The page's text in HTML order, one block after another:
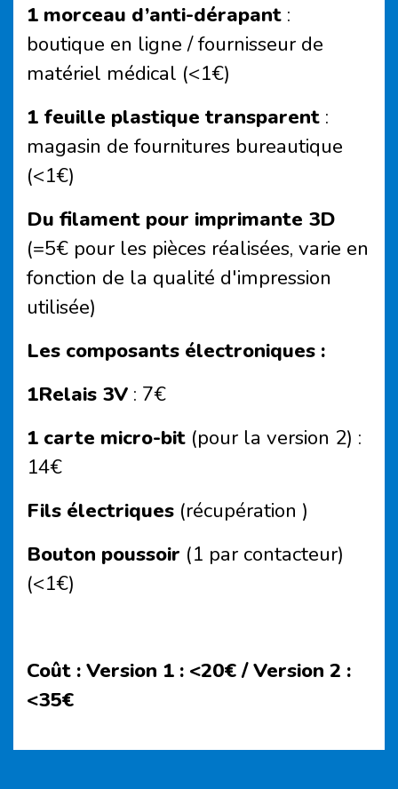
1 morceau d’anti-dérapant :
boutique en ligne / fournisseur de
matériel médical (<1€)
1 feuille plastique transparent :
magasin de fournitures bureautique
(<1€)
Du filament pour imprimante 3D
(=5€ pour les pièces réalisées, varie en
fonction de la qualité d'impression
utilisée)
Les composants électroniques :
1Relais 3V : 7€
1 carte micro-bit (pour la version 2) :
14€
Fils électriques (récupération )
Bouton poussoir (1 par contacteur)
(<1€)
Coût :Version 1 : <20€ / Version 2 :
<35€